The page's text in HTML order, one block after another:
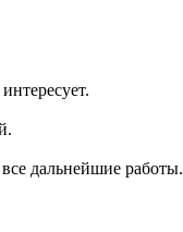
дальнейшие работы.